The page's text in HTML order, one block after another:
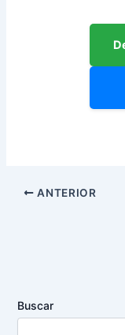
ANTERIOR
Buscar